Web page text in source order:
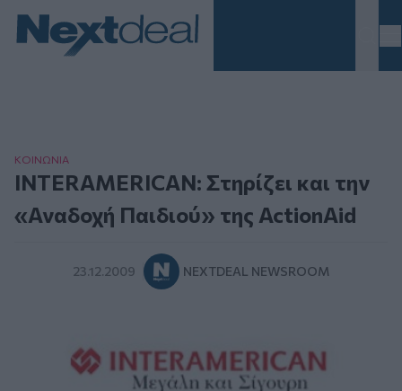
ΚΟΙΝΩΝΙΑ
INTERAMERICAN: Στηρίζει και την
«Αναδοχή Παιδιού» της ActionAid
23.12.2009 NEXTDEAL NEWSROOM